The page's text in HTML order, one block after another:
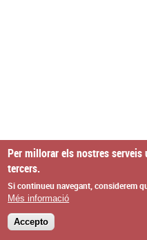
Per millorar els nostres
tercers.
Si continueu navegant, considerem
Més informació
Accepto